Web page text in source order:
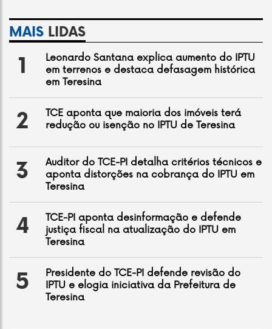
MAIS LIDAS
1
Leonardo Santana explica aumento do IPTU
em terrenos e destaca defasagem histórica
em Teresina
2
TCE aponta que maioria dos imóveis terá
redução ou isenção no IPTU de Teresina
3
Auditor do TCE-PI detalha critérios técnicos e
aponta distorções na cobrança do IPTU em
Teresina
4
TCE-PI aponta desinformação e defende
justiça fiscal na atualização do IPTU em
Teresina
5
Presidente do TCE-PI defende revisão do
IPTU e elogia iniciativa da Prefeitura de
Teresina